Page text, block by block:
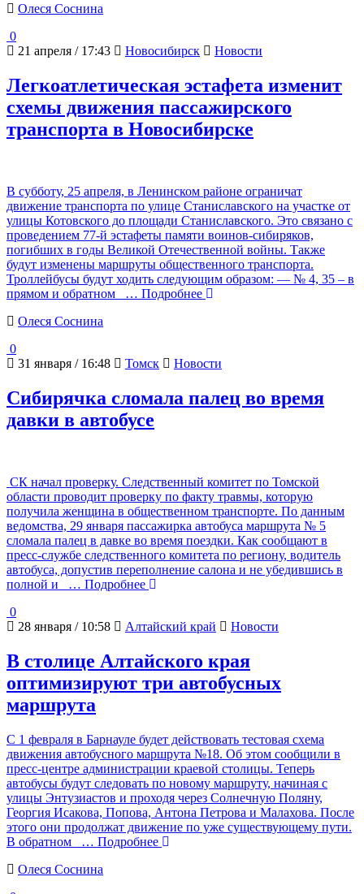
Олеся Соснина
0
21 апреля / 17:43
Новосибирск Новости
Легкоатлетическая эстафета изменит
схемы движения пассажирского
транспорта в Новосибирске
В субботу, 25 апреля, в Ленинском районе ограничат
движение транспорта по улице Станиславского на участке от
улицы Котовского до площади Станиславского. Это связано с
проведением 77-й эстафеты памяти воинов-сибиряков,
погибших в годы Великой Отечественной войны. Также
будут изменены маршруты общественного транспорта.
Троллейбусы будут ходить следующим образом: — № 4, 35 – в
прямом и обратном
… Подробнее
Олеся Соснина
0
31 января / 16:48
Томск Новости
Сибирячка сломала палец во время
давки в автобусе
СК начал проверку. Следственный комитет по Томской
области проводит проверку по факту травмы, которую
получила женщина в общественном транспорте. По данным
ведомства, 29 января пассажирка автобуса маршрута № 5
сломала палец в давке во время поездки. Как сообщают в
пресс-службе следственного комитета по региону, водитель
автобуса, допустив переполнение салона и не убедившись в
полной и
… Подробнее
0
28 января / 10:58
Алтайский край Новости
В столице Алтайского края
оптимизируют три автобусных
маршрута
С 1 февраля в Барнауле будет действовать тестовая схема
движения автобусного маршрута №18. Об этом сообщили в
пресс-центре администрации краевой столицы. Теперь
автобусы будут следовать по новому маршруту, начиная с
улицы Энтузиастов и проходя через Солнечную Поляну,
Георгия Исакова, Попова, Антона Петрова и Малахова. После
этого они продолжат движение по уже существующему пути.
В обратном
… Подробнее
Олеся Соснина